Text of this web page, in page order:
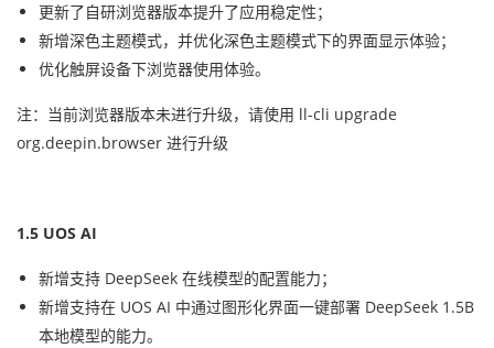
更新了自研浏览器版本提升了应用稳定性；
新增深色主题模式，并优化深色主题模式下的界面显示体验；
优化触屏设备下浏览器使用体验。
注：当前浏览器版本未进行升级，请使用 ll-cli upgrade
org.deepin.browser 进行升级
1.5 UOS AI
新增支持 DeepSeek 在线模型的配置能力；
新增支持在 UOS AI 中通过图形化界面一键部署 DeepSeek 1.5B
本地模型的能力。